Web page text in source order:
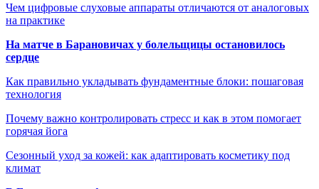
Чем цифровые слуховые аппараты отличаются от аналоговых
на практике
На матче в Барановичах у болельщицы остановилось
сердце
Как правильно укладывать фундаментные блоки: пошаговая
технология
Почему важно контролировать стресс и как в этом помогает
горячая йога
Сезонный уход за кожей: как адаптировать косметику под
климат